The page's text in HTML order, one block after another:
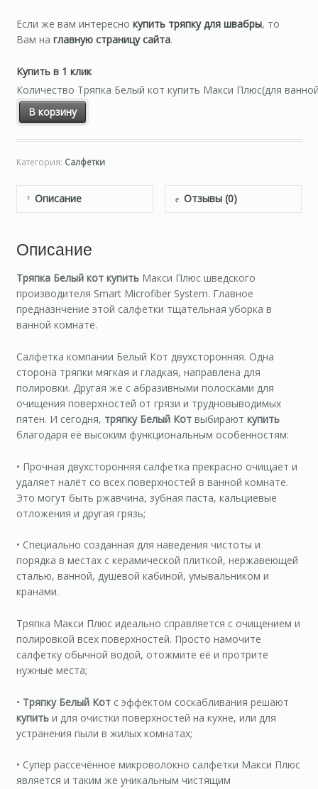
Если же вам интересно купить тряпку для швабры, то
Вам на главную страницу сайта.
Купить в 1 клик
Количество Тряпка Белый кот купить Макси Плюс(для
В корзину
Категория: Салфетки
Описание Отзывы (0)
Описание
Тряпка Белый кот купитьМакси Плюс шведского
производителя Smart Microfiber System. Главное
предназнчение этой салфетки тщательная уборка в
ванной комнате.
Салфетка компании Белый Кот двухсторонняя. Одна
сторона тряпки мягкая и гладкая, направлена для
полировки. Другая же с абразивными полосками для
очищения поверхностей от грязи и трудновыводимых
пятен. И сегодня, тряпку Белый Кот выбирают купить
благодаря её высоким функциональным особенностям:
• Прочная двухсторонняя салфетка прекрасно очищает и
удаляет налёт со всех поверхностей в ванной комнате.
Это могут быть ржавчина, зубная паста, кальциевые
отложения и другая грязь;
• Специально созданная для наведения чистоты и
порядка в местах с керамической плиткой, нержавеющей
сталью, ванной, душевой кабиной, умывальником и
кранами.
Тряпка Макси Плюс идеально справляется с очищением и
полировкой всех поверхностей. Просто намочите
салфетку обычной водой, отожмите её и протрите
нужные места;
• Тряпку Белый Кот с эффектом соскабливания решают
купить и для очистки поверхностей на кухне, или для
устранения пыли в жилых комнатах;
• Супер рассечённое микроволокно салфетки Макси Плюс
является и таким же уникальным чистящим